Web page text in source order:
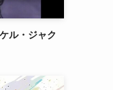
ル・ジャク